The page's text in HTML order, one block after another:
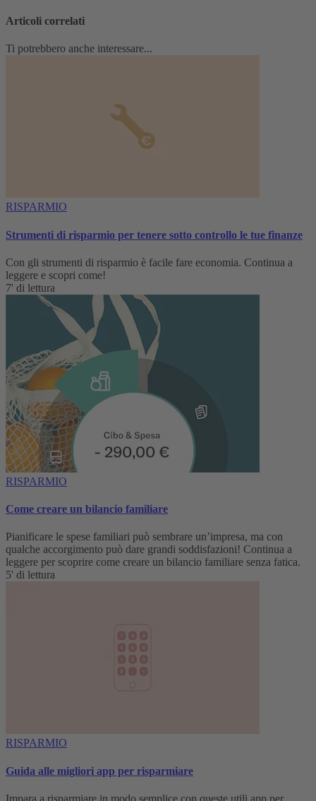
Articoli correlati
Ti potrebbero anche interessare...
RISPARMIO
Strumenti di risparmio per tenere sotto controllo le tue finanze
Con gli strumenti di risparmio è facile fare economia. Continua a
leggere e scopri come!
7' di lettura
RISPARMIO
Come creare un bilancio familiare
Pianificare le spese familiari può sembrare un’impresa, ma con
qualche accorgimento può dare grandi soddisfazioni! Continua a
leggere per scoprire come creare un bilancio familiare senza fatica.
5' di lettura
RISPARMIO
Guida alle migliori app per risparmiare
Impara a risparmiare in modo semplice con queste utili app per